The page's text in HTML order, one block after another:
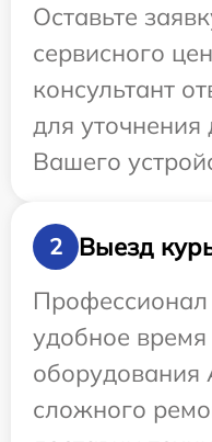
Оставьте
сервисного
консультант
для уточнения
Вашего
2
Выезд
Профессионал
удобное
оборудования
сложного